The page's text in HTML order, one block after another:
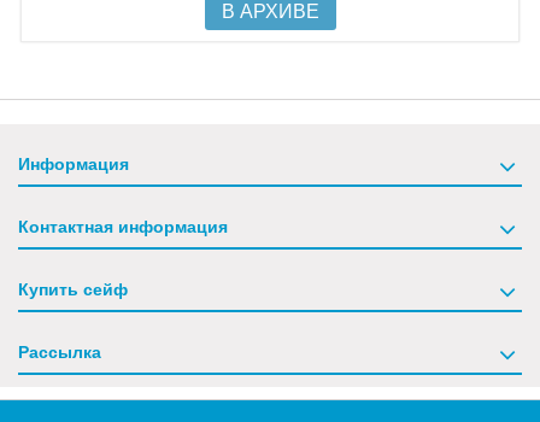
В АРХИВЕ
Информация
Контактная информация
Купить сейф
Рассылка